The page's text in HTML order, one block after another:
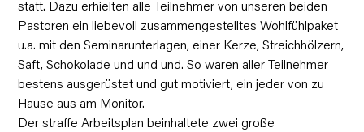
statt. Dazu erhielten alle Teilnehmer von unseren beiden
Pastoren ein liebevoll zusammengestelltes Wohlfühlpaket
u.a. mit den Seminarunterlagen, einer Kerze, Streichhölzern,
Saft, Schokolade und und und. So waren aller Teilnehmer
bestens ausgerüstet und gut motiviert, ein jeder von zu
Hause aus am Monitor.
Der straffe Arbeitsplan beinhaltete zwei große